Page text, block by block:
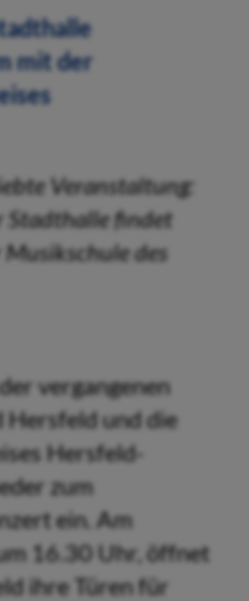
Veranstaltung:
Stadthalle findet
des
vergangenen
Hersfeld und die
Hersfeld-
zum
ein. Am
16.30 Uhr, öffnet
ihre Türen für